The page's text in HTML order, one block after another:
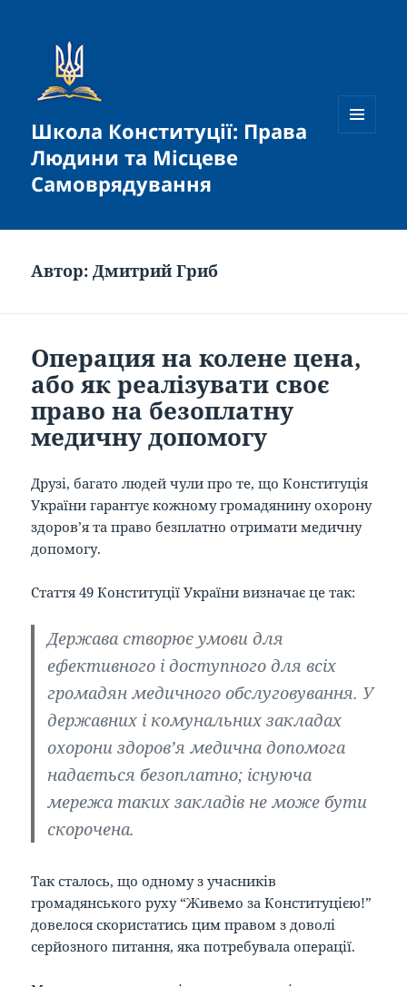
Школа Конституції: Права
Людини та Місцеве
Самоврядування
Автор:Дмитрий Гриб
Операция на колене цена,
або як реалізувати своє
право на безоплатну
медичну допомогу
Друзі, багато людей чули про те, що Конституція
України гарантує кожному громадянину охорону
здоров’я та право безплатно отримати медичну
допомогу.
Стаття 49 Конституції України визначає це так:
Держава створює умови для
ефективного і доступного для всіх
громадян медичного обслуговування. У
державних і комунальних закладах
охорони здоров’я медична допомога
надається безоплатно; існуюча
мережа таких закладів не може бути
скорочена.
Так сталось, що одному з учасників
громадянського руху “Живемо за Конституцією!”
довелося скористатись цим правом з доволі
серйозного питання, яка потребувала операції.